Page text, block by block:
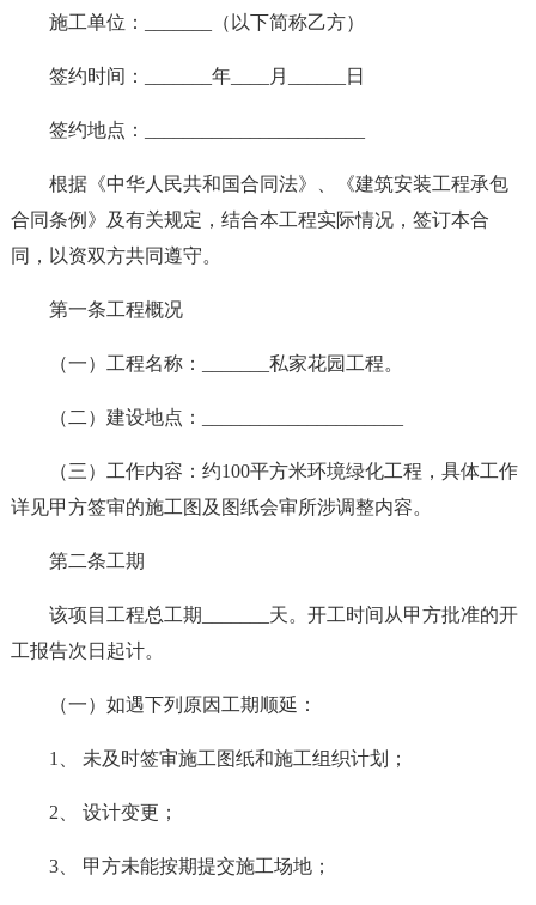
施工单位：_______（以下简称乙方）
签约时间：_______年____月______日
签约地点：_______________________
根据《中华人民共和国合同法》、《建筑安装工程承包
合同条例》及有关规定，结合本工程实际情况，签订本合
同，以资双方共同遵守。
第一条工程概况
（一）工程名称：_______私家花园工程。
（二）建设地点：_____________________
（三）工作内容：约100平方米环境绿化工程，具体工作
详见甲方签审的施工图及图纸会审所涉调整内容。
第二条工期
该项目工程总工期_______天。开工时间从甲方批准的开
工报告次日起计。
（一）如遇下列原因工期顺延：
1、 未及时签审施工图纸和施工组织计划；
2、 设计变更；
3、 甲方未能按期提交施工场地；